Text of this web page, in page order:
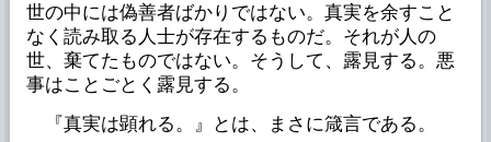
世の中には偽善者ばかりではない。真実を余すこと
なく読み取る人士が存在するものだ。それが人の
世、棄てたものではない。そうして、露見する。悪
事はことごとく露見する。
『真実は顕れる。』とは、まさに箴言である。